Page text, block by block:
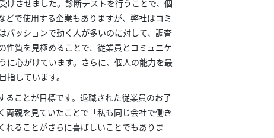
けさせました。診断テストを行うことで、個
どで使用する企業もありますが、弊社はコミ
パッションで動く人が多いのに対して、調査
性質を見極めることで、従業員とコミュニケ
に心がけています。さらに、個人の能力を最
しています。
ることが目標です。退職された従業員のお子
両親を見ていたことで「私も同じ会社で働き
れることがさらに喜ばしいことでもありま